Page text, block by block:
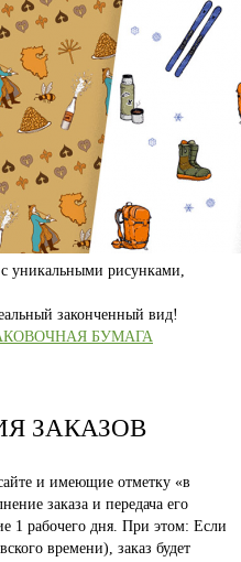
уникальными рисунками,
законченный вид!
БУМАГА
ЗАКАЗОВ
и имеющие отметку «в
заказа и передача его
1 рабочего дня. При этом: Если
времени), заказ будет